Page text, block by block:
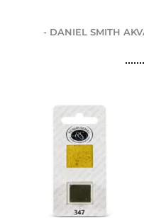
- DANIEL SMITH